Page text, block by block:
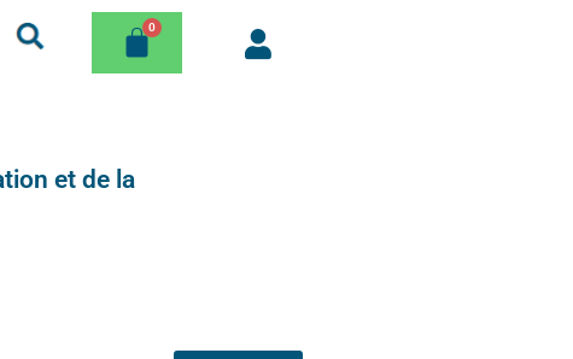
et de la